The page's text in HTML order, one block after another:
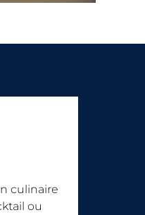
culinaire
ou